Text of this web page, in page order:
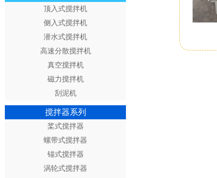
顶入式搅拌机
侧入式搅拌机
潜水式搅拌机
高速分散搅拌机
真空搅拌机
磁力搅拌机
刮泥机
搅拌器系列
桨式搅拌器
螺带式搅拌器
锚式搅拌器
涡轮式搅拌器